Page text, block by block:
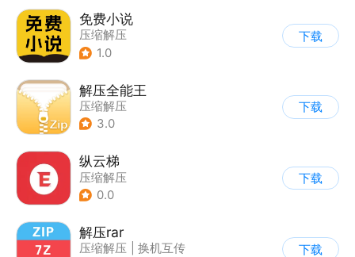
免费小说
压缩解压
1.0
下载
解压全能王
压缩解压
3.0
下载
纵云梯
压缩解压
0.0
下载
解压rar
压缩解压
换机互传
下载